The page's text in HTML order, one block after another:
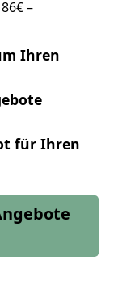
–
Ihren
für Ihren